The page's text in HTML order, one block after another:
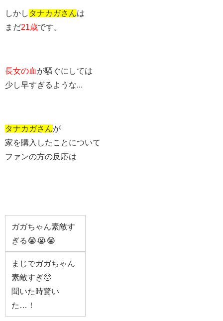
しかし タナカガさん は
まだ21歳です。
長女の血 が騒ぐにしては
少し早すぎるような...
タナカガさん が
家を購入したことについて
ファンの方の反応は
ガガちゃん素敵す
ぎる😭😭😭
まじでガガちゃん
素敵すぎ🥺
聞いた時驚い
た…！